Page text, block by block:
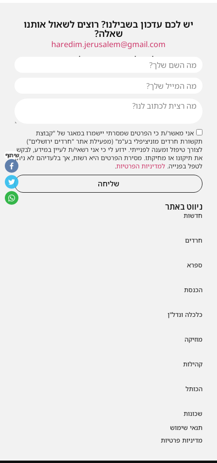
ניווט באתר
חדשות
חרדים
ספרא
הכנסת
כלכלה ונדל"ן
מוזיקה
קהילות
הכותל
שכונות
תנאי שימוש
מדיניות פרטיות
יש לכם עדכון בשבילנו? רוצים לשאול אותנו
שאלה?
haredim.jerusalem@gmail.com
או שילחו אלינו פנייה ונחזור אליכם בהקדם
אני מאשר/ת כי הפרטים שמסרתי יישמרו במאגר של "קבוצת
תקשורת חרדים מוניציפלי בע"מ" (מפעילת אתר "חרדים ירושלים")
לצורך טיפול ומענה לפנייתי. ידוע לי כי אני רשאי/ת לעיין במידע, לבקש
את תיקונו או מחיקתו. מסירת הפרטים היא רשות, אך בלעדיהם לא ניתן
לטפל בפנייה. למדיניות הפרטיות.
שליחה
שיתוף